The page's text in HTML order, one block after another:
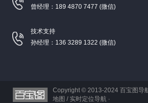
曾经理：189 4870 7477 (微信)
技术支持
孙经理：136 3289 1322 (微信)
Copyright © 2013-2024 百宝图导
地图 / 实时定位导航 ·